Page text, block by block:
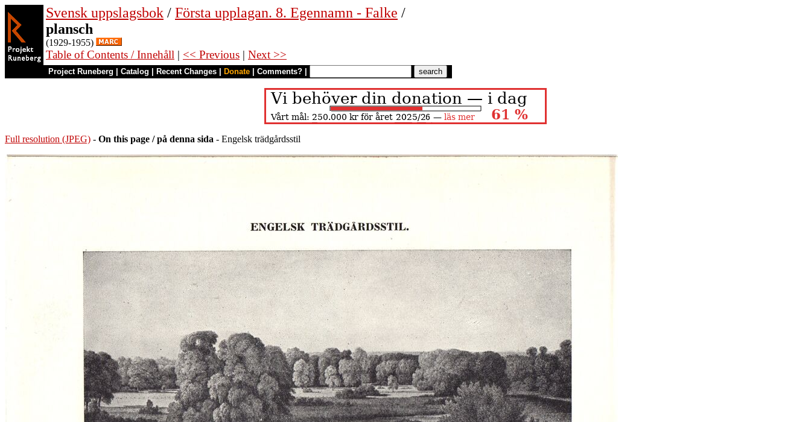
Svensk uppslagsbok / Första upplagan. 8. Egennamn - Falke /
plansch
(1929-1955)
Table of Contents / Innehåll | << Previous | Next >>
Project Runeberg Catalog Recent Changes Donate Comments?
Full resolution (JPEG) - On this page / på denna sida - Engelsk trädgårdsstil